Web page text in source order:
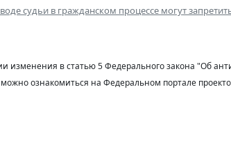
судьи в гражданском процессе могут
изменения в статью 5 Федерального закона "Об
ознакомиться на Федеральном портале